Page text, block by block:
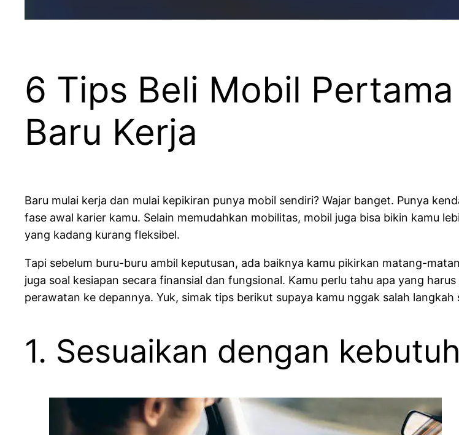
6 Tips Beli Mobil
Baru Kerja
Baru mulai kerja dan mulai kepikiran punya mobil sendiri? Wajar banget. Punya
fase awal karier kamu. Selain memudahkan mobilitas, mobil juga bisa bikin kamu
yang kadang kurang fleksibel.
Tapi sebelum buru-buru ambil keputusan, ada baiknya kamu pikirkan matang-
juga soal kesiapan secara finansial dan fungsional. Kamu perlu tahu apa yang
perawatan ke depannya. Yuk, simak tips berikut supaya kamu nggak salah
1. Sesuaikan dengan